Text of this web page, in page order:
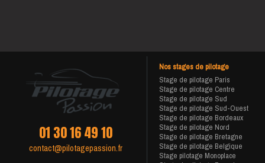
01 30 16 49 10
contact@pilotagepassion.fr
Nos stages de pilotage
Stage de pilotage Paris
Stage de pilotage Centre
Stage de pilotage Sud
Stage de pilotage Sud-Ouest
Stage de pilotage Bordeaux
Stage de pilotage Nord
Stage de pilotage Bretagne
Stage de pilotage Belgique
Stage pilotage Monoplace